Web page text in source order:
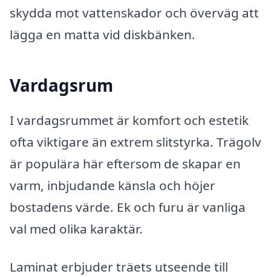
skydda mot vattenskador och överväg att
lägga en matta vid diskbänken.
Vardagsrum
I vardagsrummet är komfort och estetik
ofta viktigare än extrem slitstyrka. Trägolv
är populära här eftersom de skapar en
varm, inbjudande känsla och höjer
bostadens värde. Ek och furu är vanliga
val med olika karaktär.
Laminat erbjuder träets utseende till